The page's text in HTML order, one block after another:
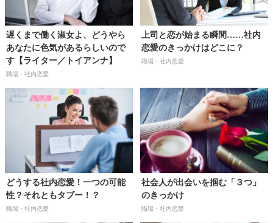
遅くまで働く淑女よ、どうやら
あなたに色気があるらしいので
す【ライター／トイアンナ】
職場・社内恋愛
上司と恋が始まる瞬間……社内
恋愛のきっかけはどこに？
職場・社内恋愛
どうする社内恋愛！一つの可能
性？それともタブー！？
職場・社内恋愛
社会人が出会いを掴む「３つ」
のきっかけ
職場・社内恋愛